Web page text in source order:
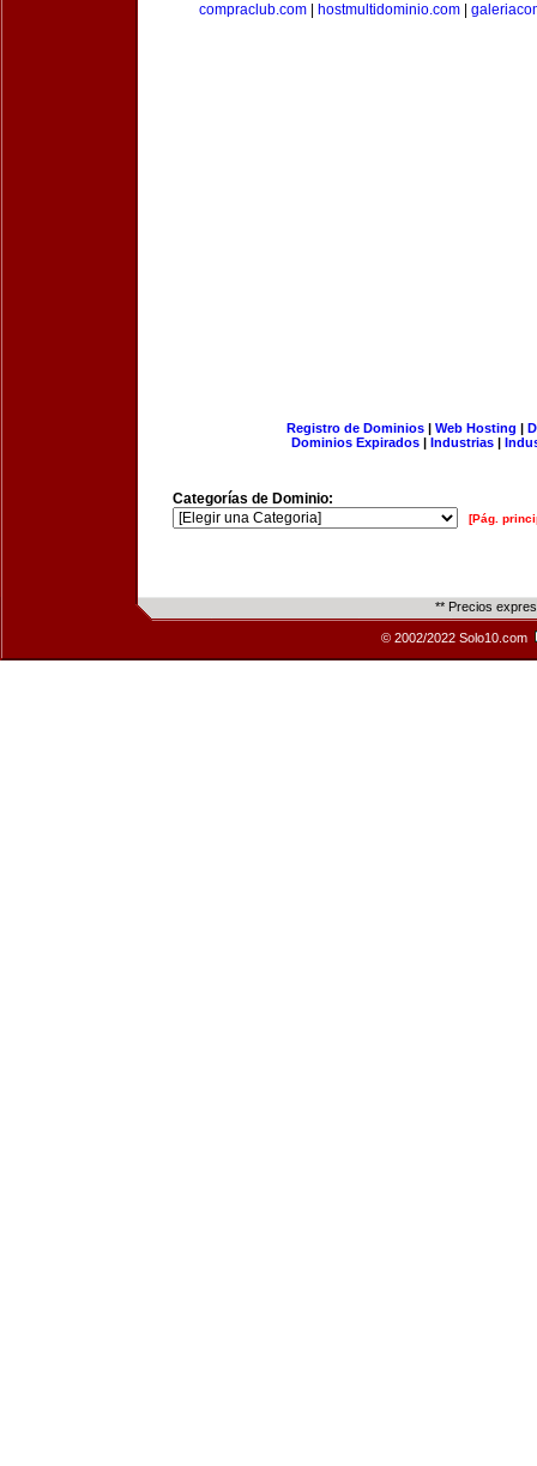
compraclub.com
hostmultidominio.com
Registro de Dominios| Web Hosting |
Dominios Expirados | Industrias |
Categorías de Dominio:
[Pág.
** Precios
© 2002/2022 Solo10.com